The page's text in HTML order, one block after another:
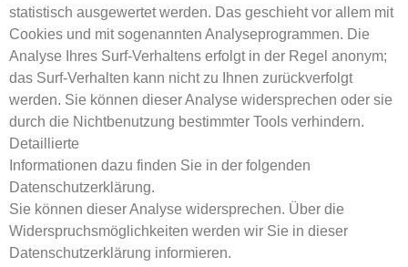
statistisch ausgewertet werden. Das geschieht vor allem mit
Cookies und mit sogenannten Analyseprogrammen. Die
Analyse Ihres Surf-Verhaltens erfolgt in der Regel anonym;
das Surf-Verhalten kann nicht zu Ihnen zurückverfolgt
werden. Sie können dieser Analyse widersprechen oder sie
durch die Nichtbenutzung bestimmter Tools verhindern.
Detaillierte
Informationen dazu finden Sie in der folgenden
Datenschutzerklärung.
Sie können dieser Analyse widersprechen. Über die
Widerspruchsmöglichkeiten werden wir Sie in dieser
Datenschutzerklärung informieren.